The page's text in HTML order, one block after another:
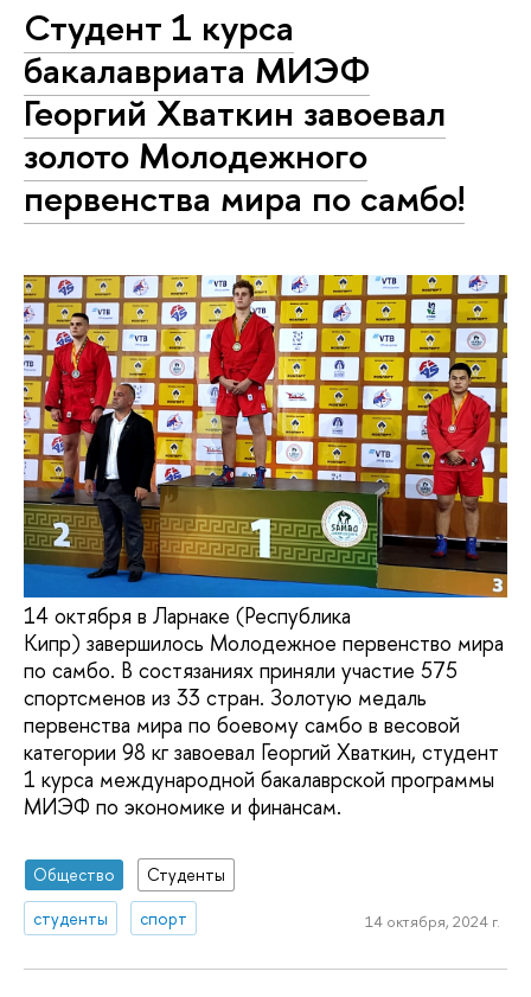
Студент 1 курса
бакалавриата МИЭФ
Георгий Хваткин завоевал
золото Молодежного
первенства мира по самбо!
14 октября в Ларнаке (Республика
Кипр) завершилось Молодежное первенство мира
по самбо. В состязаниях приняли участие 575
спортсменов из 33 стран. Золотую медаль
первенства мира по боевому самбо в весовой
категории 98 кг завоевал Георгий Хваткин, студент
1 курса международной бакалаврской программы
МИЭФ по экономике и финансам.
Общество
Студенты
студенты
спорт 14 октября, 2024 г.